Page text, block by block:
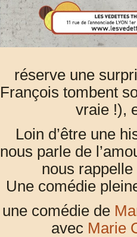
réserve une
François tombent
vraie !),
Loin d’être une
nous parle de
nous
Une comédie
une comédie de
avec Marie